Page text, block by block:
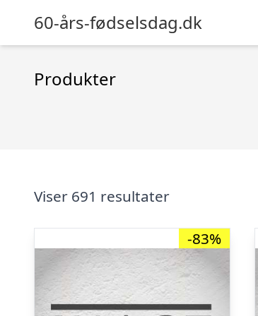
60-års-fødselsdag.dk
Produkter
Viser 691 resultater
-83%